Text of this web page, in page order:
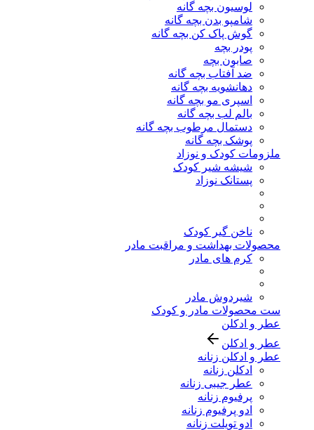
لوسیون بچه گانه
شامپو بدن بچه گانه
گوش پاک کن بچه گانه
پودر بچه
صابون بچه
ضد آفتاب بچه گانه
دهانشویه بچه گانه
اسپری مو بچه گانه
بالم لب بچه گانه
دستمال مرطوب بچه گانه
پوشک بچه گانه
ملزومات کودک و نوزاد
شیشه شیر کودک
پستانک نوزاد
ناخن گیر کودک
محصولات بهداشت و مراقبت مادر
کرم های مادر
شیردوش مادر
ست محصولات مادر و کودک
عطر و ادکلن
عطر و ادکلن
عطر و ادکلن زنانه
ادکلن زنانه
عطر جیبی زنانه
پرفیوم زنانه
ادو پرفیوم زنانه
ادو تویلت زنانه